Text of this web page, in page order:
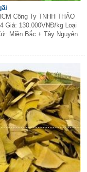
Công Ty TNHH THẢO
Giá: 130.000VNĐ/kg Loại
Miền Bắc + Tây Nguyên